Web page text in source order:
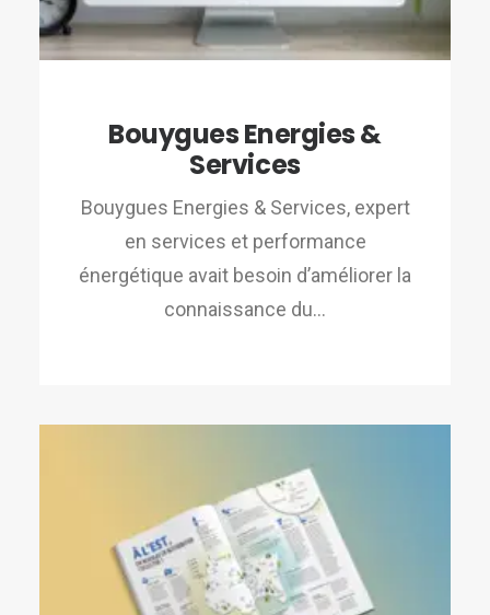
Bouygues Energies &
Services
Bouygues Energies & Services, expert
en services et performance
énergétique avait besoin d’améliorer la
connaissance du…